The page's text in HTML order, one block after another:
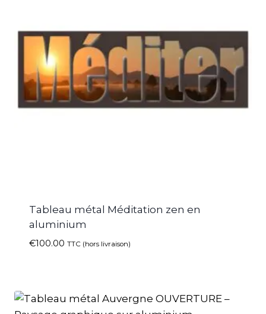
Tableau métal Méditation zen en
aluminium
€100.00 TTC (hors livraison)